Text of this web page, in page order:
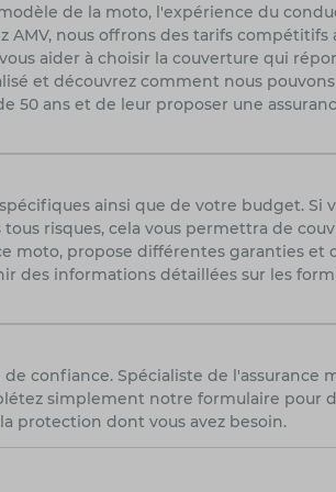
de la moto, l'expérience du
nous offrons des tarifs
aider à choisir la couverture qui
et découvrez comment nous
50 ans et de leur proposer une
ainsi que de votre budget. Si
risques, cela vous permettra de
moto, propose différentes garanties et
des informations détaillées sur les
confiance. Spécialiste de l'assurance
simplement notre formulaire pour
protection dont vous avez besoin.